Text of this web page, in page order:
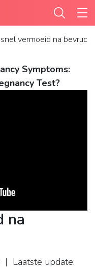
vermoeid na
Symptoms:
Test?
na
| Laatste update: